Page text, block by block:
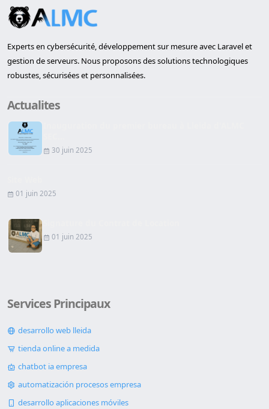
Experts en cybersécurité, développement sur mesure avec Laravel et
gestion de serveurs. Nous proposons des solutions technologiques
robustes, sécurisées et personnalisées.
Actualites
30 juin 2025
01 juin 2025
01 juin 2025
Services Principaux
desarrollo web lleida
tienda online a medida
chatbot ia empresa
automatización procesos empresa
desarrollo aplicaciones móviles